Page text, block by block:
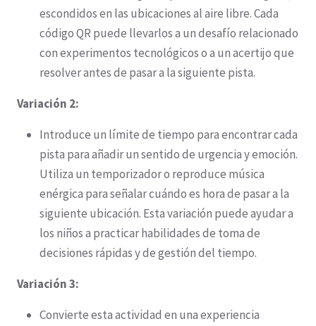
escondidos en las ubicaciones al aire libre. Cada
código QR puede llevarlos a un desafío relacionado
con experimentos tecnológicos o a un acertijo que
resolver antes de pasar a la siguiente pista.
Variación 2:
Introduce un límite de tiempo para encontrar cada
pista para añadir un sentido de urgencia y emoción.
Utiliza un temporizador o reproduce música
enérgica para señalar cuándo es hora de pasar a la
siguiente ubicación. Esta variación puede ayudar a
los niños a practicar habilidades de toma de
decisiones rápidas y de gestión del tiempo.
Variación 3:
Convierte esta actividad en una experiencia